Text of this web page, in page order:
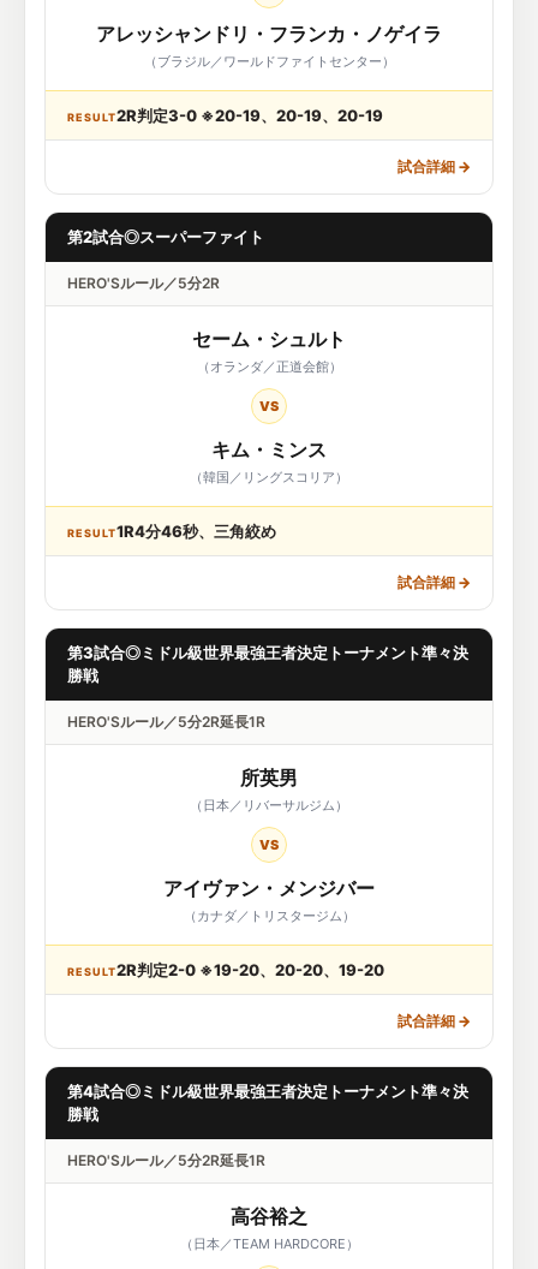
アレッシャンドリ・フランカ・ノゲイラ
（ブラジル／ワールドファイトセンター）
RESULT2R判定3-0 ※20-19、20-19、20-19
試合詳細 →
第2試合◎スーパーファイト
HERO'Sルール／5分2R
セーム・シュルト
（オランダ／正道会館）
VS
キム・ミンス
（韓国／リングスコリア）
RESULT1R4分46秒、三角絞め
試合詳細 →
第3試合◎ミドル級世界最強王者決定トーナメント準々決
勝戦
HERO'Sルール／5分2R延長1R
所英男
（日本／リバーサルジム）
VS
アイヴァン・メンジバー
（カナダ／トリスタージム）
RESULT2R判定2-0 ※19-20、20-20、19-20
試合詳細 →
第4試合◎ミドル級世界最強王者決定トーナメント準々決
勝戦
HERO'Sルール／5分2R延長1R
高谷裕之
（日本／TEAM HARDCORE）